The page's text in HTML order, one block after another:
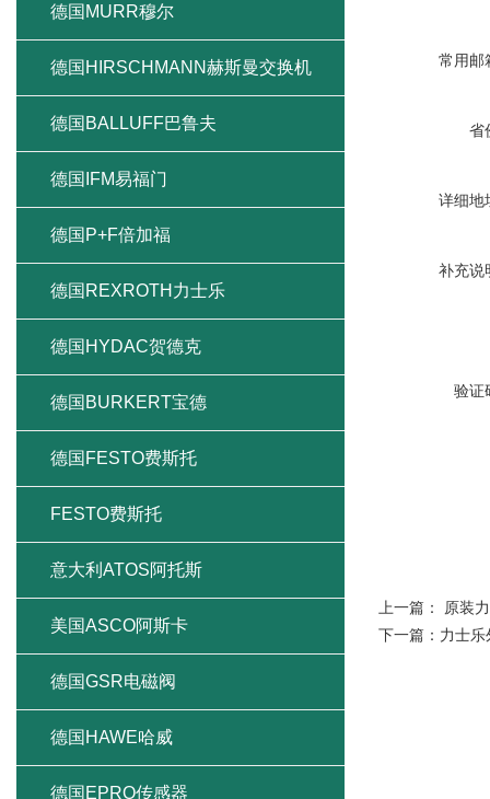
常用邮
省
详细地
补充说
验证
上一篇：
原装
下一篇： 力士乐
Micro Detectors 墨迪
德国SCHMERSAL施迈赛开关
德国E+H恩德斯豪斯
德国KUBLER库伯勒编码器
德国PILZ皮尔兹
德国MURR穆尔
德国HIRSCHMANN赫斯曼交换机
德国BALLUFF巴鲁夫
德国IFM易福门
德国P+F倍加福
德国REXROTH力士乐
德国HYDAC贺德克
德国BURKERT宝德
德国FESTO费斯托